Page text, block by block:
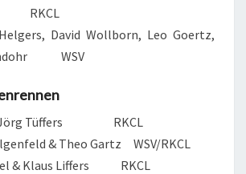
RKCL
David Wollborn, Leo Goertz,
WSV
Jörg Tüffers RKCL
& Theo Gartz WSV/RKCL
& Klaus Liffers RKCL